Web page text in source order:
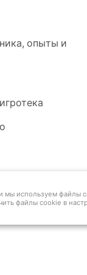
опыты и
мы используем файлы
файлы cookie в